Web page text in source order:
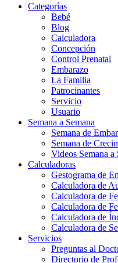
Categorías
Bebé
Blog
Calculadora
Concepción
Control Prenatal
Embarazo
La Familia
Patrocinantes
Servicio
Usuario
Semana a Semana
Semana de
Semana de
Videos Semana a
Calculadoras
Gestograma de
Calculadora de
Calculadora de
Calculadora de
Calculadora de
Calculadora de
Servicios
Preguntas al
Directorio de